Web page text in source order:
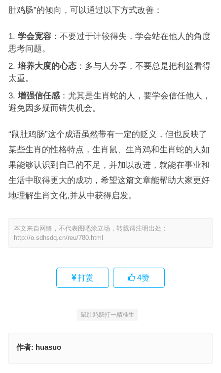
肚鸡肠”的倾向，可以通过以下方式改善：
学会宽容：不要过于计较得失，学会站在他人的角度
思考问题。
培养大度的心态：多与人分享，不要总是把利益看得
太重。
增强信任感：尤其是生肖蛇的人，要学会信任他人，
避免因多疑而错失机会。
“鼠肚鸡肠”这个成语虽然带有一定的贬义，但也反映了
某些生肖的性格特点，生肖鼠、生肖鸡和生肖蛇的人如
果能够认识到自己的不足，并加以改进，就能在事业和
生活中取得更大的成功，希望这篇文章能帮助大家更好
地理解生肖文化,并从中获得启发。
本文来自网络，不代表图吧涂立场，转载请注明出处：
http://o.sdhsdq.cn/reu/780.html
打赏 4赞
鼠肚鸡肠打一精准生
作者: huasuo